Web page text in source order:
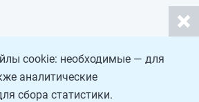
cookie: необходимые — для
аналитические
сбора статистики.